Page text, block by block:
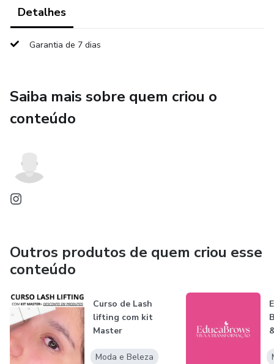
Detalhes
Garantia de 7 dias
Saiba mais sobre quem criou o
conteúdo
Outros produtos de quem criou esse
conteúdo
Curso de Lash
lifting com kit
Master
Moda e Beleza